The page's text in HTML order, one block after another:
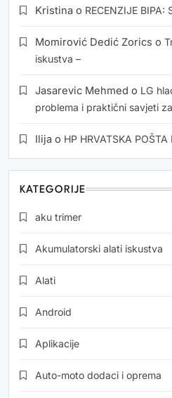
Kristina o RECENZIJE BIPA:
Momirović Dedić Zorics o
iskustva –
Jasarevic Mehmed o LG
problema i praktični savjeti
Ilija o HP HRVATSKA POŠTA
KATEGORIJE
aku trimer
Akumulatorski alati iskustva
Alati
Android
Aplikacije
Auto-moto dodaci i oprema